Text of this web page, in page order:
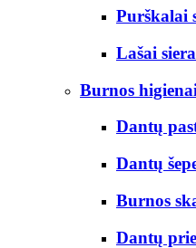
Purškalai
Lašai
Burnos higienai
Dantų
Dantų
Burnos
Dantų